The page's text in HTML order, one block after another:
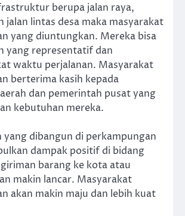
berupa jalan raya,
jalan lintas desa maka masyarakat
yang diuntungkan. Mereka bisa
yang representatif dan
waktu perjalanan. Masyarakat
berterima kasih kepada
dan pemerintah pusat yang
kebutuhan mereka.
yang dibangun di perkampungan
dampak positif di bidang
barang ke kota atau
makin lancar. Masyarakat
akan makin maju dan lebih kuat